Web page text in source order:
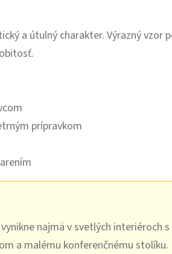
a útulný charakter. Výrazný vzor
prípravkom
najmä v svetlých interiéroch
a malému konferenčnému stolíku.